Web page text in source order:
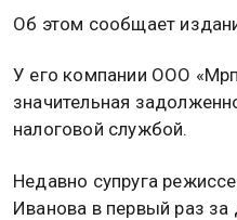
Об этом сообщает
У его компании ООО
значительная
налоговой службой.
Недавно супруга
Иванова в первый раз за